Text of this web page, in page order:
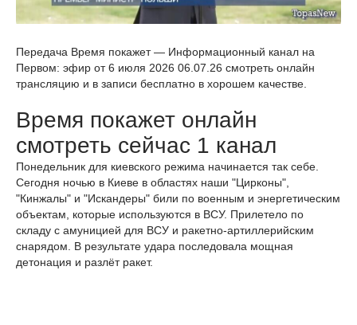
Передача Время покажет — Информационный канал на
Первом: эфир от 6 июля 2026 06.07.26 смотреть онлайн
трансляцию и в записи бесплатно в хорошем качестве.
Время покажет онлайн
смотреть сейчас 1 канал
Понедельник для киевского режима начинается так себе.
Сегодня ночью в Киеве в областях наши "Цирконы",
"Кинжалы" и "Искандеры" били по военным и энергетическим
объектам, которые используются в ВСУ. Прилетело по
складу с амуницией для ВСУ и ракетно-артиллерийским
снарядом. В результате удара последовала мощная
детонация и разлёт ракет.